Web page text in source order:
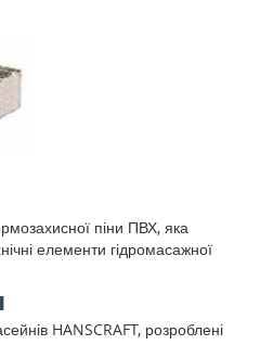
піни ПВХ, яка
елементи гідромасажної
HANSCRAFT, розроблені